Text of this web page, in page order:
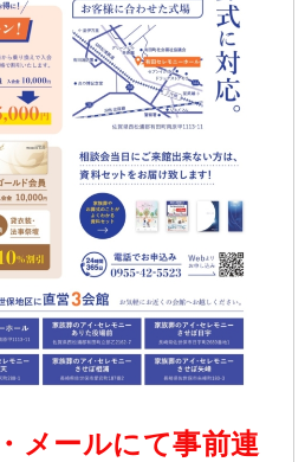
メールにて事前連